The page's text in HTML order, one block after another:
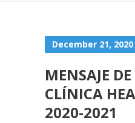
December 21, 2020
MENSAJE
CLÍNICA
2020-2021